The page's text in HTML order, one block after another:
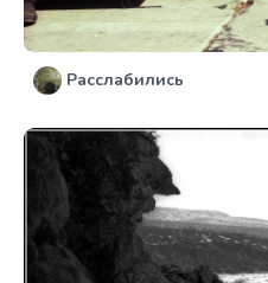
Расслабились